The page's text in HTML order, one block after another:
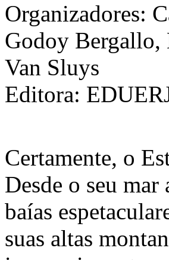
Organizadores:
Godoy Bergallo,
Van Sluys
Editora:
Certamente, o
Desde o seu mar
baías
suas altas